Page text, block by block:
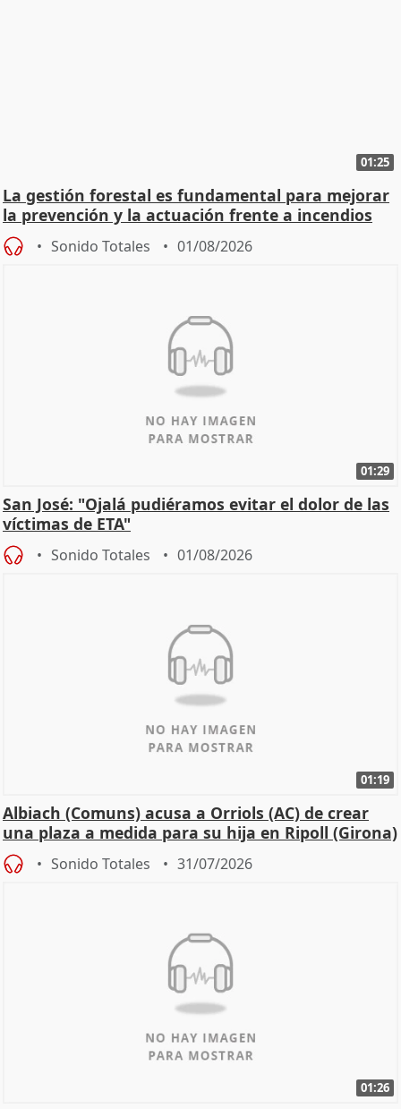
01:25
La gestión forestal es fundamental para mejorar
la prevención y la actuación frente a incendios
Sonido Totales 01/08/2026
01:29
San José: "Ojalá pudiéramos evitar el dolor de las
víctimas de ETA"
Sonido Totales 01/08/2026
01:19
Albiach (Comuns) acusa a Orriols (AC) de crear
una plaza a medida para su hija en Ripoll (Girona)
Sonido Totales 31/07/2026
01:26